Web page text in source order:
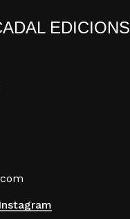
EDICIONS
Instagram